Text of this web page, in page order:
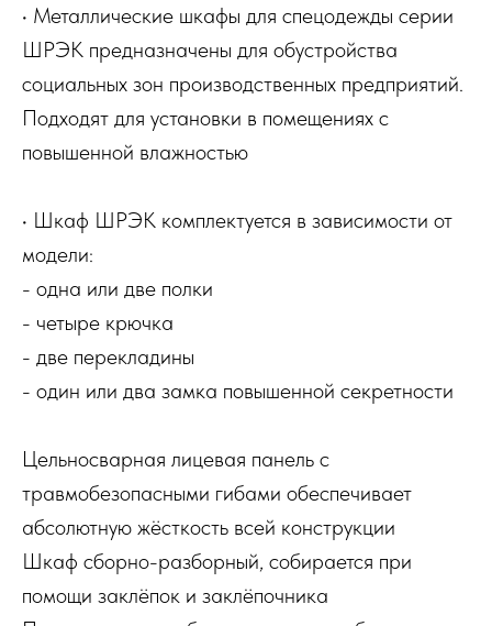
• Металлические шкафы для спецодежды серии
ШРЭК предназначены для обустройства
социальных зон производственных предприятий.
Подходят для установки в помещениях с
повышенной влажностью
• Шкаф ШРЭК комплектуется в зависимости от
модели:
- одна или две полки
- четыре крючка
- две перекладины
- один или два замка повышенной секретности
Цельносварная лицевая панель с
травмобезопасными гибами обеспечивает
абсолютную жёсткость всей конструкции
Шкаф сборно-разборный, собирается при
помощи заклёпок и заклёпочника